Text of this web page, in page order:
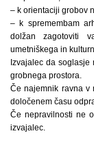
– k orientaciji grobov
– k spremembam
dolžan zagotoviti
umetniškega in
Izvajalec da soglasje
grobnega prostora.
Če najemnik ravna v
določenem času
Če nepravilnosti ne
izvajalec.